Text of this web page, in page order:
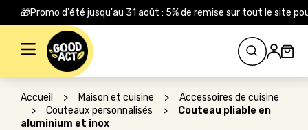
🎁Promo d'été jusqu'au 31 août : 5% de remise sur tout le site
Rechercher :
Accueil > Maison et cuisine >
Accessoires de cuisine
>
Couteaux personnalisés >
Couteau pliable en
aluminium et inox